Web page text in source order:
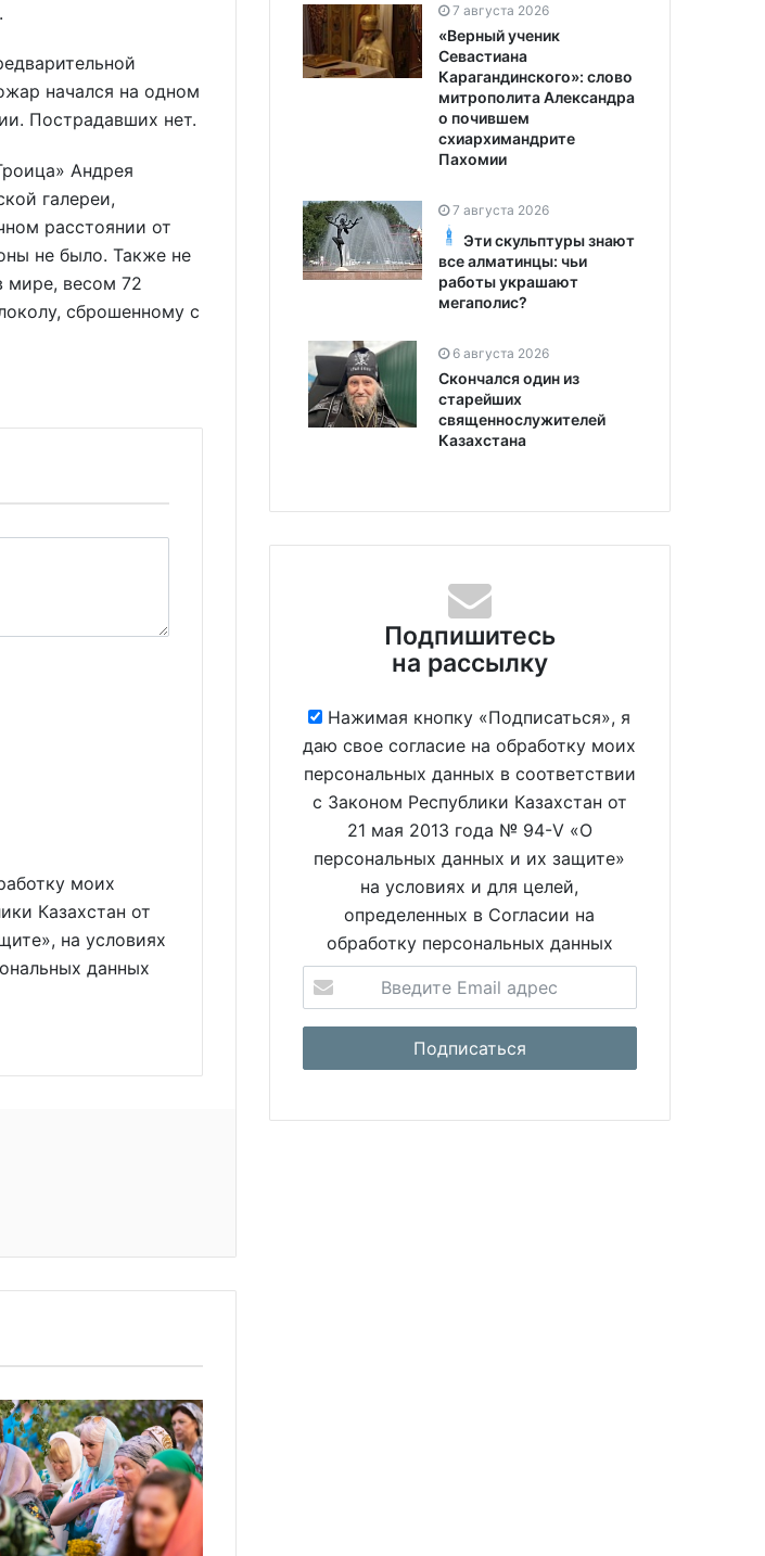
начался на одном
Пострадавших нет.
Андрея
галереи,
расстоянии от
не было. Также не
мире, весом 72
сброшенному с
моих
Казахстан от
на условиях
данных
7 августа 2026
«Верный ученик
Севастиана
Карагандинского»: слово
митрополита Александра
о почившем
схиархимандрите
Пахомии
7 августа 2026
Эти скульптуры знают
все алматинцы: чьи
работы украшают
мегаполис?
6 августа 2026
Скончался один из
старейших
священнослужителей
Казахстана
Подпишитесь
на рассылку
Нажимая кнопку «Подписаться», я
даю свое согласие на обработку моих
персональных данных в соответствии
с Законом Республики Казахстан от
21 мая 2013 года № 94-V «О
персональных данных и их защите»
на условиях и для целей,
определенных в Согласии на
обработку персональных данных